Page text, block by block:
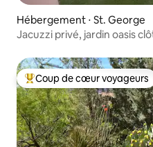
Hébergement ⋅ St. George
Jacuzzi privé, jardin oasis
Coups de cœur voyageurs
Coup de cœur voyageurs